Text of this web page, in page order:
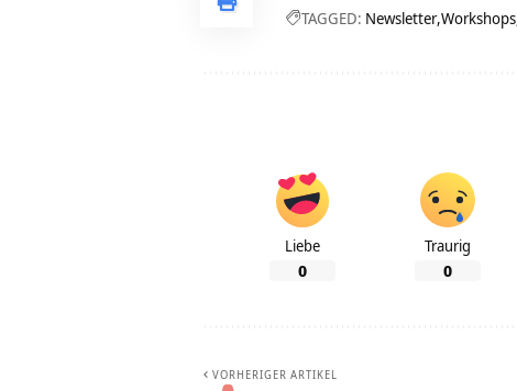
TAGGED: Newsletter Workshops
Liebe
0
Traurig
0
VORHERIGER ARTIKEL